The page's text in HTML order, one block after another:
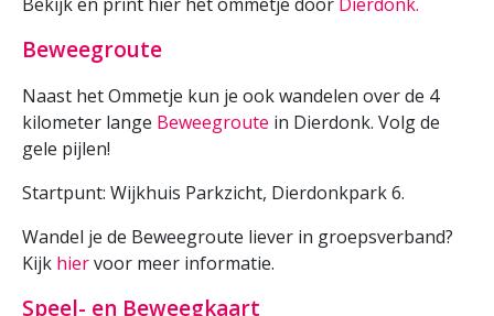
Beweegroute
Naast het Ommetje kun je ook wandelen over de 4
kilometer lange Beweegroute in Dierdonk. Volg de
gele pijlen!
Startpunt: Wijkhuis Parkzicht, Dierdonkpark 6.
Wandel je de Beweegroute liever in groepsverband?
Kijk hiervoor meer informatie.
Speel- en Beweegkaart